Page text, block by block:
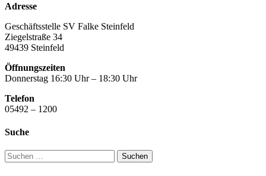
Adresse
Geschäftsstelle SV Falke Steinfeld
Ziegelstraße 34
49439 Steinfeld
Öffnungszeiten
Donnerstag 16:30 Uhr – 18:30 Uhr
Telefon
05492 – 1200
Suche
Suchen
nach: